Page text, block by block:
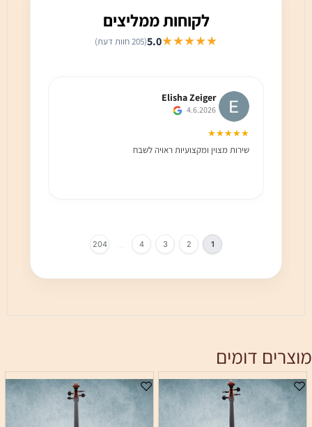
לקוחות ממליצים
★★★★★
5.0(205 חוות דעת)
Elisha Zeiger
4.6.2026
★★★★★
שירות מצוין ומקצועיות ראויה לשבח
1
2
3
4
…
204
מוצרים דומים